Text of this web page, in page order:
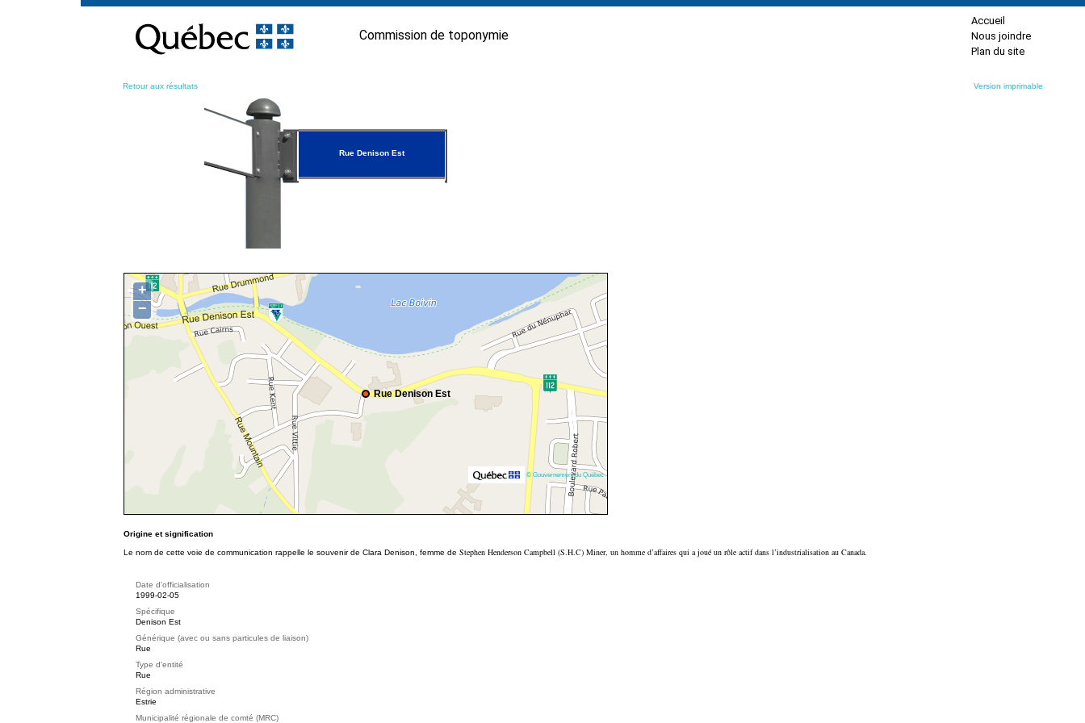
contenu
Commission de toponymie
Accueil
Nous joindre
Plan du site
Retour aux résultats Version imprimable
Rue Denison Est
Rue Denison Est
+
−
© Gouvernement du Québec
Origine et signification
Le nom de cette voie de communication rappelle le souvenir de Clara Denison, femme de Stephen Henderson Campbell (S.H.C) Miner, un homme d’affaires qui a joué un rôle actif dans l’industrialisation au Canada.
Date d'officialisation
1999-02-05
Spécifique
Denison Est
Générique (avec ou sans particules de liaison)
Rue
Type d'entité
Rue
Région administrative
Estrie
Municipalité régionale de comté (MRC)